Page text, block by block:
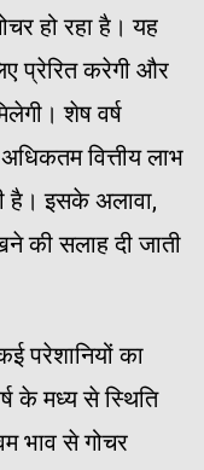
हो रहा है। यह
प्रेरित करेगी और
शेष वर्ष
वित्तीय लाभ
है। इसके अलावा,
की सलाह दी जाती
परेशानियों का
के मध्य से स्थिति
भाव से गोचर